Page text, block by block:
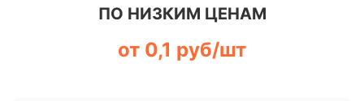
ПО НИЗКИМ ЦЕНАМ
от 0,1 руб/шт